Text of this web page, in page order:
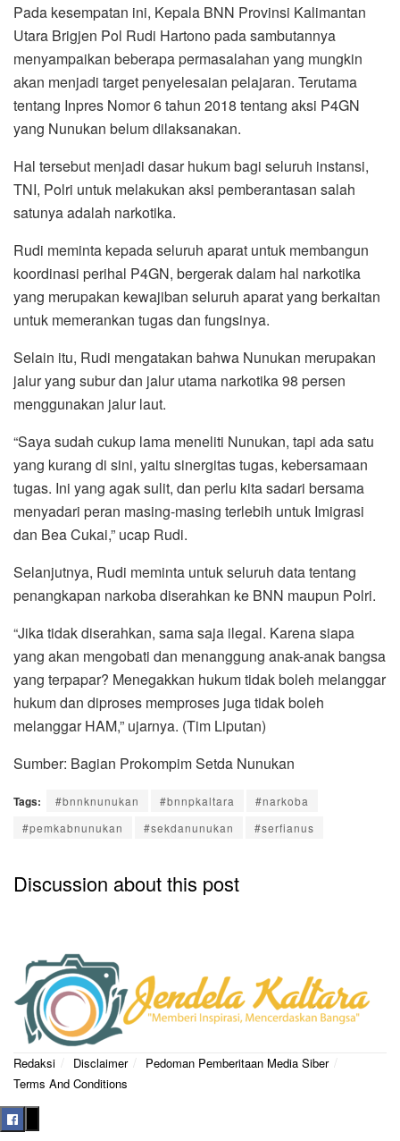
Pada kesempatan ini, Kepala BNN Provinsi Kalimantan
Utara Brigjen Pol Rudi Hartono pada sambutannya
menyampaikan beberapa permasalahan yang mungkin
akan menjadi target penyelesaian pelajaran. Terutama
tentang Inpres Nomor 6 tahun 2018 tentang aksi P4GN
yang Nunukan belum dilaksanakan.
Hal tersebut menjadi dasar hukum bagi seluruh instansi,
TNI, Polri untuk melakukan aksi pemberantasan salah
satunya adalah narkotika.
Rudi meminta kepada seluruh aparat untuk membangun
koordinasi perihal P4GN, bergerak dalam hal narkotika
yang merupakan kewajiban seluruh aparat yang berkaitan
untuk memerankan tugas dan fungsinya.
Selain itu, Rudi mengatakan bahwa Nunukan merupakan
jalur yang subur dan jalur utama narkotika 98 persen
menggunakan jalur laut.
“Saya sudah cukup lama meneliti Nunukan, tapi ada satu
yang kurang di sini, yaitu sinergitas tugas, kebersamaan
tugas. Ini yang agak sulit, dan perlu kita sadari bersama
menyadari peran masing-masing terlebih untuk Imigrasi
dan Bea Cukai,” ucap Rudi.
Selanjutnya, Rudi meminta untuk seluruh data tentang
penangkapan narkoba diserahkan ke BNN maupun Polri.
“Jika tidak diserahkan, sama saja ilegal. Karena siapa
yang akan mengobati dan menanggung anak-anak bangsa
yang terpapar? Menegakkan hukum tidak boleh melanggar
hukum dan diproses memproses juga tidak boleh
melanggar HAM,” ujarnya. (Tim Liputan)
Sumber: Bagian Prokompim Setda Nunukan
Tags: #bnnknunukan #bnnpkaltara
#narkoba
#pemkabnunukan
#sekdanunukan #serfianus
Discussion about this post
Redaksi Disclaimer
Pedoman Pemberitaan Media Siber
Terms And Conditions